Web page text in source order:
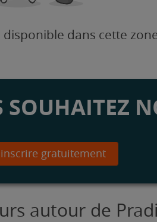
dans cette
gratuitement
autour de